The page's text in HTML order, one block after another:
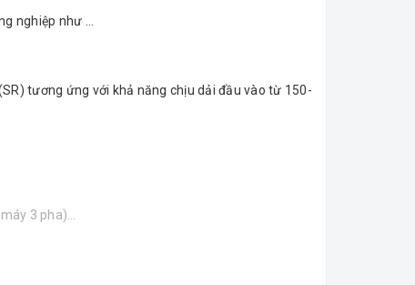
nghiệp như …
tương ứng với khả năng chịu dải đầu vào từ 150-
3 pha)…